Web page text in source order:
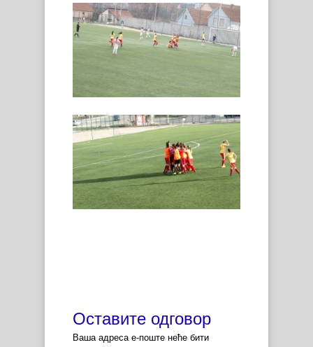
Оставите одговор
Ваша адреса е-поште неће бити